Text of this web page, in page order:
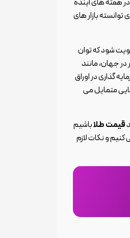
هفته های آینده
بازار های
شود که توان
در جهان، مانند
گذاری در اوراق
متمایل می
قیمت طلاباشیم
کنیم و نکات لازم